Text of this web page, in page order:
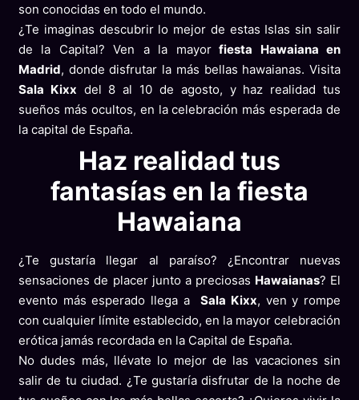
son conocidas en todo el mundo.
¿Te imaginas descubrir lo mejor de estas Islas sin salir
de la Capital? Ven a la mayorfiesta Hawaiana en
Madrid, donde disfrutar la más bellas hawaianas. Visita
Sala Kixx del 8 al 10 de agosto, y haz realidad tus
sueños más ocultos, en la celebración más esperada de
la capital de España.
Haz realidad tus
fantasías en la fiesta
Hawaiana
¿Te gustaría llegar al paraíso? ¿Encontrar nuevas
sensaciones de placer junto a preciosas Hawaianas? El
evento más esperado llega aSala Kixx, ven y rompe
con cualquier límite establecido, en la mayor celebración
erótica jamás recordada en la Capital de España.
No dudes más, llévate lo mejor de las vacaciones sin
salir de tu ciudad. ¿Te gustaría disfrutar de la noche de